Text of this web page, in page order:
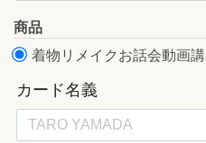
商品
着物リメイクお話会動画